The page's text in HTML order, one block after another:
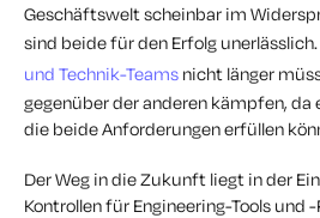
Geschäftswelt scheinbar im
sind beide für den Erfolg
und Technik-Teams nicht länger
gegenüber der anderen kämpfen, da
die beide Anforderungen erfüllen
Der Weg in die Zukunft liegt in der
Kontrollen für Engineering-Tools und